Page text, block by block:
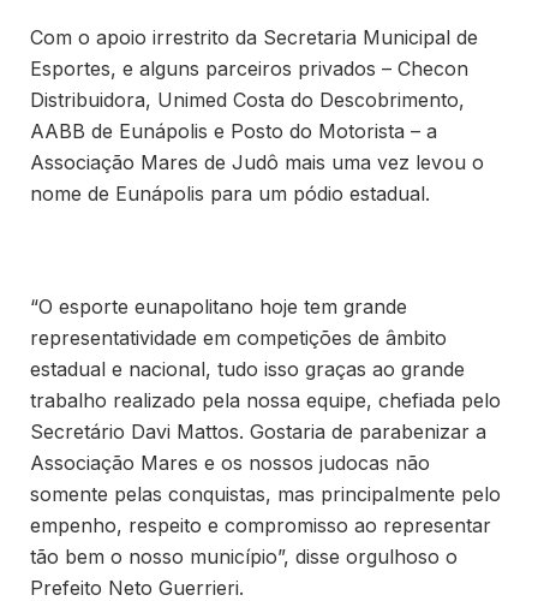
Com o apoio irrestrito da Secretaria Municipal de
Esportes, e alguns parceiros privados – Checon
Distribuidora, Unimed Costa do Descobrimento,
AABB de Eunápolis e Posto do Motorista – a
Associação Mares de Judô mais uma vez levou o
nome de Eunápolis para um pódio estadual.
“O esporte eunapolitano hoje tem grande
representatividade em competições de âmbito
estadual e nacional, tudo isso graças ao grande
trabalho realizado pela nossa equipe, chefiada pelo
Secretário Davi Mattos. Gostaria de parabenizar a
Associação Mares e os nossos judocas não
somente pelas conquistas, mas principalmente pelo
empenho, respeito e compromisso ao representar
tão bem o nosso município”, disse orgulhoso o
Prefeito Neto Guerrieri.